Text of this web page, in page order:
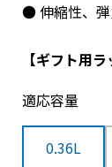
● 伸縮性、弾
【ギフト用
適応容量
0.36L